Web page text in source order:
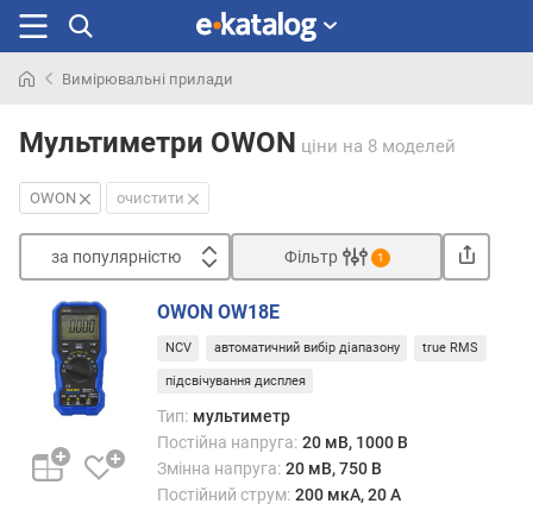
раніше
Вимірювальні прилади
Мультиметри OWON ціни на 8 моделей
OWON очистити
за популярністю
з
а
п
о
у
л
Фільтр 1
OWON OW18E
NCV автоматичний вибір діапазону true RMS
підсвічування дисплея
Тип: мультиметр
Постійна напруга: 20 мВ, 1000 В
Змінна напруга: 20 мВ, 750 В
Постійний струм: 200 мкА, 20 А